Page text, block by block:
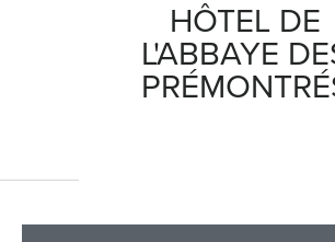
HÔTEL DE
L'ABBAYE